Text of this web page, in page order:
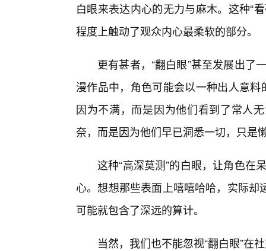
白眼来表达内心的无力与麻木。这种“
程度上触动了观众内心最柔软的部分。
更有甚者，“翻白眼”甚至发展出了
漫作品中，角色可能会以一种出人意
因为不满，而是因为他们看到了常人
奈，而是因为他们早已洞悉一切，只是
这种“高深莫测”的白眼，让角色在
心。想想那些表面上嘻嘻哈哈，实际
可能就包含了深远的算计。
当然，我们也不能忽视“翻白眼”在